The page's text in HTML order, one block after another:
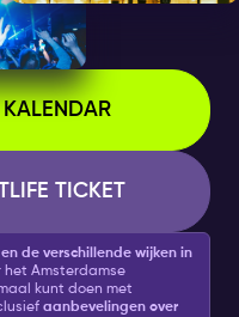
TICKET
de verschillende wijken in
het Amsterdamse
kunt doen met
aanbevelingen over